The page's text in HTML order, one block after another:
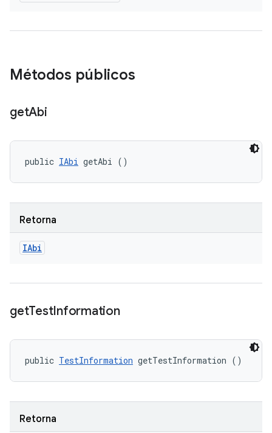
Métodos públicos
getAbi
public IAbi getAbi ()
Retorna
IAbi
getTestInformation
public TestInformation getTestInformation ()
Retorna